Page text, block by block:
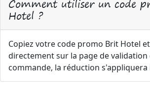
Comment utiliser un code
Hotel ?
Copiez votre code promo Brit Hotel
directement sur la page de validation
commande, la réduction